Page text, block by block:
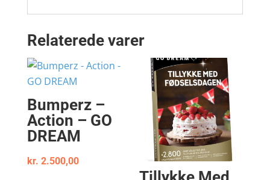
Relaterede varer
Bumperz –
Action – GO
DREAM
kr. 2.500,00